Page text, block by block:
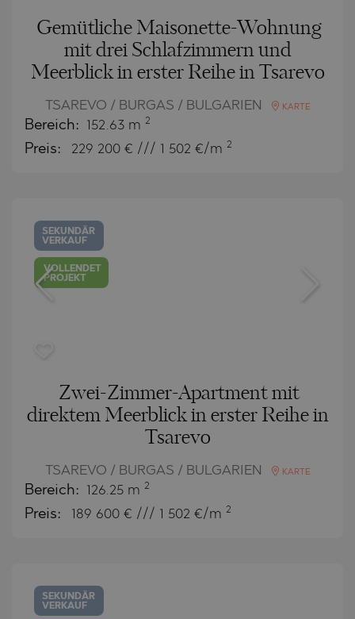
Gemütliche Maisonette-Wohnung
mit drei Schlafzimmern und
Meerblick in erster Reihe in Tsarevo
TSAREVO / BURGAS / BULGARIEN KARTE
Bereich: 152.63 m 2
Preis: 229 200 € /// 1 502 €/m 2
SEKUNDÄR
VERKAUF
VOLLENDET
PROJEKT
Zwei-Zimmer-Apartment mit
direktem Meerblick in erster Reihe in
Tsarevo
TSAREVO / BURGAS / BULGARIEN KARTE
Bereich: 126.25 m 2
Preis: 189 600 € /// 1 502 €/m 2
SEKUNDÄR
VERKAUF